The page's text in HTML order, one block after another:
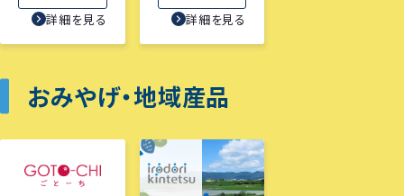
詳細を見る 詳細を見る
おみやげ・地域産品